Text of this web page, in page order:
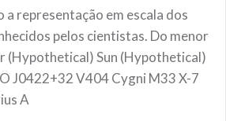
a representação em escala dos
pelos cientistas. Do menor
(Hypothetical) Sun (Hypothetical)
J0422+32 V404 Cygni M33 X-7
A